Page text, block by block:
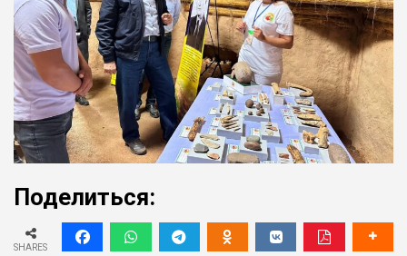
Поделиться:
SHARES